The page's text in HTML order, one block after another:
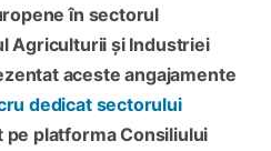
în sectorul
Agriculturii și Industriei
aceste angajamente
dedicat sectorului
pe platforma Consiliului